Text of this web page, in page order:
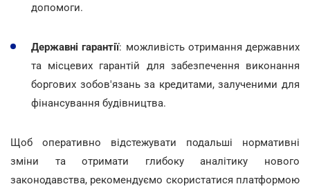
допомоги.
Державні гарантії: можливість отримання державних
та місцевих гарантій для забезпечення виконання
боргових зобов'язань за кредитами, залученими для
фінансування будівництва.
Щоб оперативно відстежувати подальші нормативні
зміни та отримати глибоку аналітику нового
законодавства, рекомендуємо скористатися платформою